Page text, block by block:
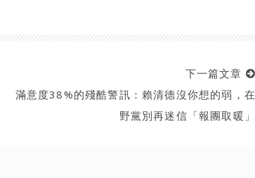
下一篇文章
滿意度38%的殘酷警訊：賴清德沒你想的弱，在
野黨別再迷信「報團取暖」